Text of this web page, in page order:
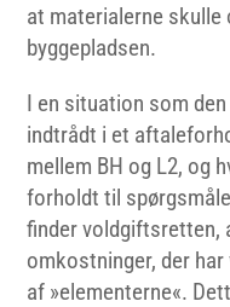
at materialerne skulle
byggepladsen.
I en situation som
indtrådt i et
mellem BH og L2, og
forholdt til
finder voldgiftsretten,
omkostninger, der
af »elementerne«.